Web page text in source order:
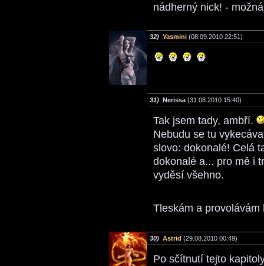
nádherný nick! -
32) Yasmini (08.09.2010 22:51)
31) Nerissa (31.08.2010 15:40)
Tak jsem tady, ambří.
Nebudu se tu
slovo: dokonalé! Celá
dokonalé a... pro mě i
vyděsí všehno.
Tleskám a
30) Astrid (29.08.2010 00:49)
Po sčítnutí tejto